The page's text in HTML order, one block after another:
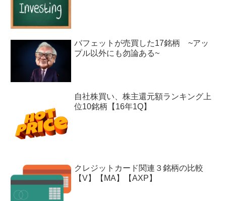
バフェットが売買した17銘柄 ~アッ
プル以外にも勿論ある~
自社株買い、株主還元額ランキング上
位10銘柄【16年1Q】
クレジットカード関連３銘柄の比較
【V】【MA】【AXP】